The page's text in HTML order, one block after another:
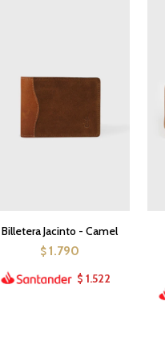
Billetera Jacinto - Camel
$ 1.790
$ 1.522